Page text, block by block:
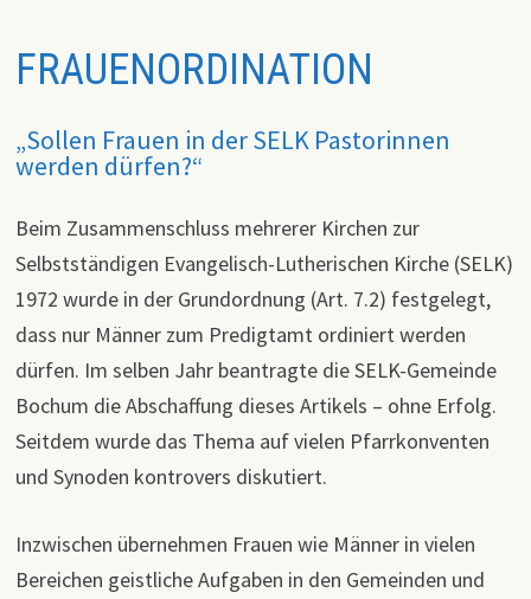
FRAUENORDINATION
„Sollen Frauen in der SELK Pastorinnen
werden dürfen?“
Beim Zusammenschluss mehrerer Kirchen zur
Selbstständigen Evangelisch-Lutherischen Kir­che (SELK)
1972 wurde in der Grundordnung (Art. 7.2) festgelegt,
dass nur Männer zum Predigtamt ordiniert werden
dürfen. Im selben Jahr beantragte die SELK-Gemeinde
Bochum die Abschaffung dieses Artikels – ohne Erfolg.
Seitdem wurde das Thema auf vielen Pfarr­konventen
und Synoden kontrovers diskutiert.
Inzwischen übernehmen Frauen wie Männer in vielen
Bereichen geistliche Aufgaben in den Gemeinden und